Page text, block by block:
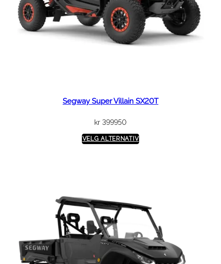
Segway Super Villain SX20T
kr 399950
VELG ALTERNATIV